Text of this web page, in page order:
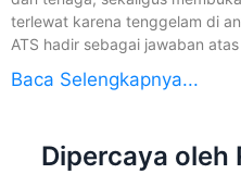
terlewat karena tenggelam di
ATS hadir sebagai jawaban
Baca Selengkapnya...
Dipercaya oleh